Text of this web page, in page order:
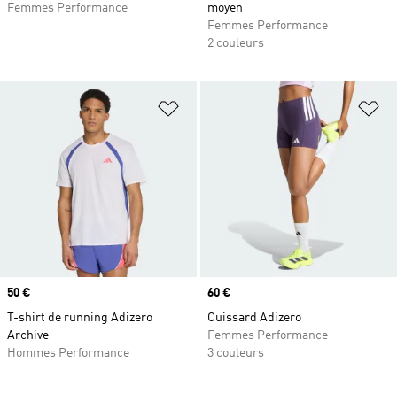
Femmes Performance
moyen
Femmes Performance
2 couleurs
Ajouter à la Liste de produits
Prix
50 €
T-shirt de running Adizero
Archive
Hommes Performance
Prix
60 €
Cuissard Adizero
Femmes Performance
3 couleurs